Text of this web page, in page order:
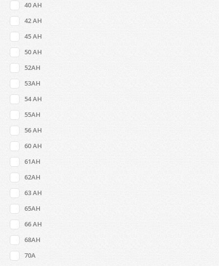
40 AH
42 AH
45 AH
50 AH
52AH
53AH
54 AH
55AH
56 AH
60 AH
61AH
62AH
63 AH
65AH
66 AH
68AH
70A